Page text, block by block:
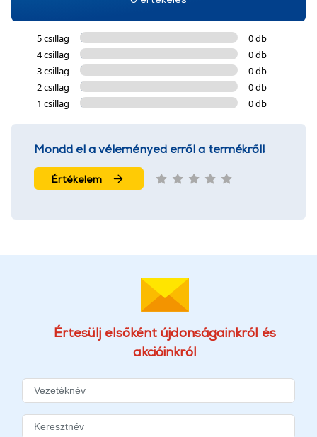
5 csillag
0 db
4 csillag
0 db
3 csillag
0 db
2 csillag
0 db
1 csillag
0 db
Mondd el a véleményed erről a termékről!
Értékelem
Értesülj elsőként újdonságainkról és
akcióinkról